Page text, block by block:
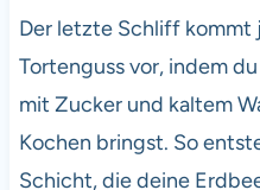
Der letzte Schliff
Tortenguss vor, indem
mit Zucker und kaltem
Kochen bringst. So
Schicht, die deine